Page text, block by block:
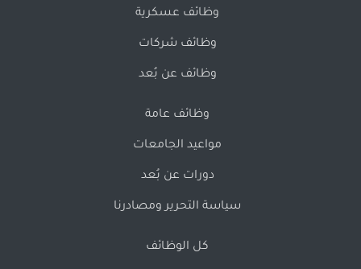
وظائف عسكرية
وظائف شركات
وظائف عن بُعد
وظائف عامة
مواعيد الجامعات
دورات عن بُعد
سياسة التحرير ومصادرنا
كل الوظائف